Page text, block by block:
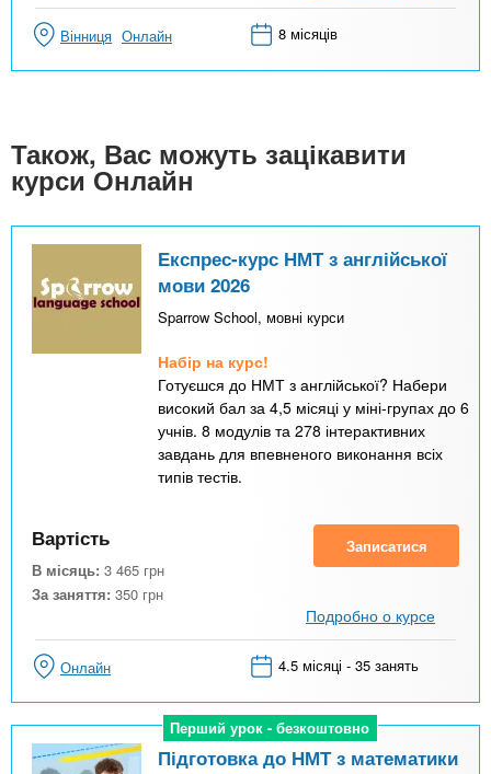
Вінниця Онлайн 8 місяців
Також, Вас можуть зацікавити
курси Онлайн
Експрес-курс НМТ з англійської
мови 2026
Sparrow School, мовні курси
Набір на курс!
Готуєшся до НМТ з англійської? Набери
високий бал за 4,5 місяці у міні-групах до 6
учнів. 8 модулів та 278 інтерактивних
завдань для впевненого виконання всіх
типів тестів.
Вартість
В місяць: 3 465 грн
За заняття: 350 грн
Записатися
Подробно о курсе
Онлайн 4.5 місяці - 35 занять
Перший урок - безкоштовно
Перший урок - безкоштовно
Підготовка до НМТ з математики